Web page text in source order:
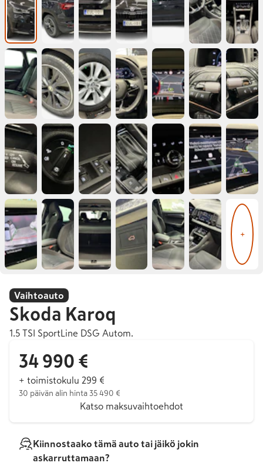
+
Vaihtoauto
Skoda Karoq
1.5 TSI SportLine DSG Autom.
34 990 €
+ toimistokulu 299 €
30 päivän alin hinta 35 490 €
Katso maksuvaihtoehdot
Kiinnostaako tämä auto tai jäikö jokin
askarruttamaan?